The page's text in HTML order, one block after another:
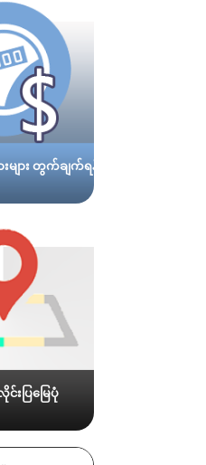
များ တွက်ချက်ရန်
းပြမြေပုံ